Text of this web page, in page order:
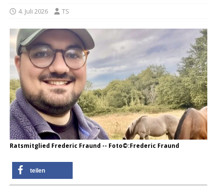
4. Juli 2026 TS
Ratsmitglied Frederic Fraund -- Foto©:Frederic Fraund
teilen